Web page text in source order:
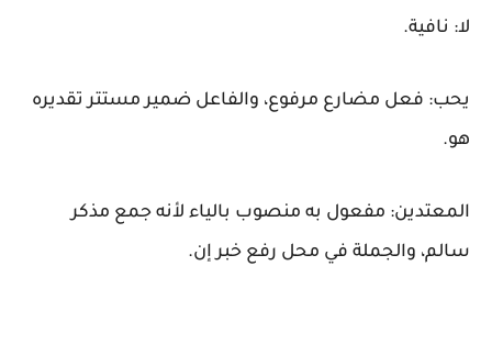
لا: نافية.
يحب: فعل مضارع مرفوع، والفاعل ضمير مستتر تقديره
هو.
المعتدين: مفعول به منصوب بالياء لأنه جمع مذكر
سالم، والجملة في محل رفع خبر إن.